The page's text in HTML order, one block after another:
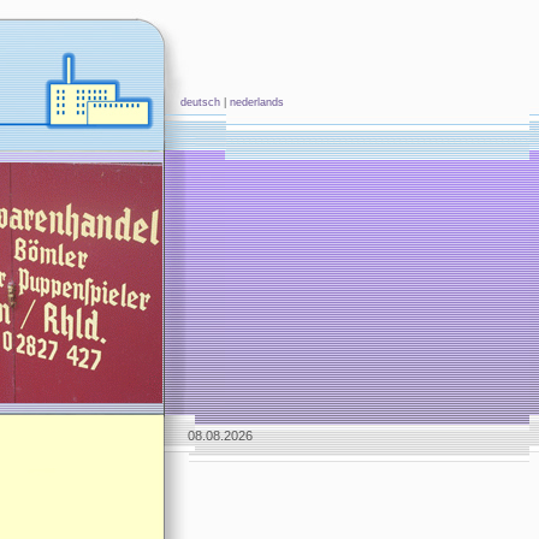
deutsch nederlands
08.08.2026